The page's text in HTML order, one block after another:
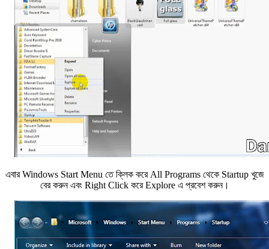
এবার Windows Start Menu তে ক্লিক করে All Programs থেকে Startup খুজে
বের করুন এবং Right Click করে Explore এ প্রবেশ করুন।